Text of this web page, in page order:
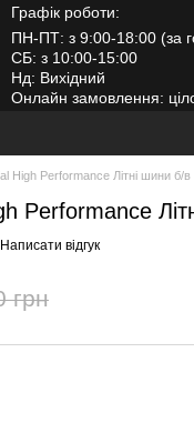
Графік роботи:
ПН-ПТ: з 9:00-18:00 (за
СБ: з 10:00-15:00
Нд: Вихідний
Онлайн замовлення:
High Performance Літні шини б/в
Performance
Написати відгук
грн